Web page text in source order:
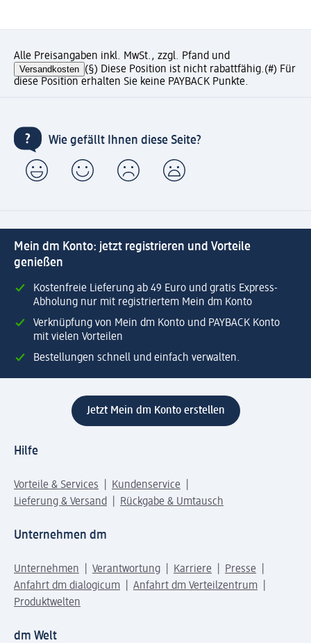
Alle Preisangaben inkl. MwSt., zzgl. Pfand und
Versandkosten (§) Diese Position ist nicht rabattfähig.(#) Für
diese Position erhalten Sie keine PAYBACK Punkte.
Wie gefällt Ihnen diese Seite?
Mein dm Konto: jetzt registrieren und Vorteile
genießen
Kostenfreie Lieferung ab 49 Euro und gratis Express-
Abholung nur mit registriertem Mein dm Konto
Verknüpfung von Mein dm Konto und PAYBACK Konto
mit vielen Vorteilen
Bestellungen schnell und einfach verwalten.
Jetzt Mein dm Konto erstellen
Hilfe
Vorteile & Services
Kundenservice
Lieferung & Versand
Rückgabe & Umtausch
Unternehmen dm
Unternehmen Verantwortung Karriere
Presse
Anfahrt dm dialogicum
Anfahrt dm Verteilzentrum
Produktwelten
dm Welt